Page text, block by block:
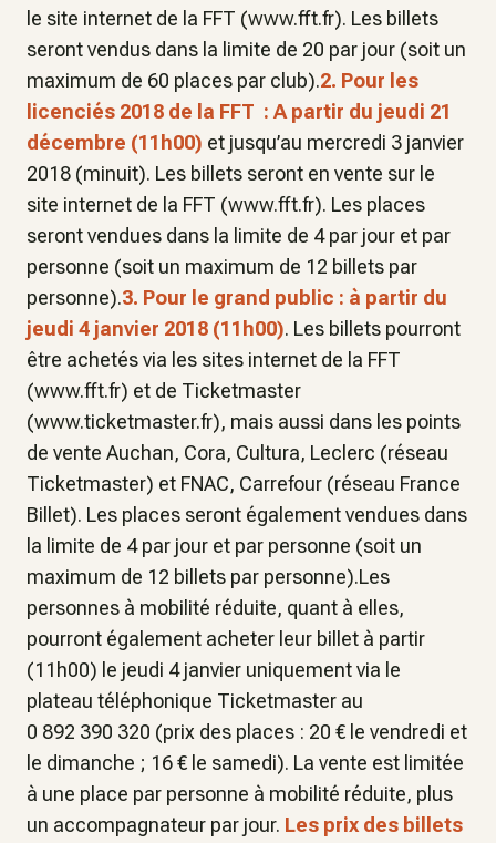
le site internet de la FFT (www.fft.fr). Les billets
seront vendus dans la limite de 20 par jour (soit un
maximum de 60 places par club).2. Pour les
licenciés 2018 de la FFT : A partir du jeudi 21
décembre (11h00) et jusqu’au mercredi 3 janvier
2018 (minuit). Les billets seront en vente sur le
site internet de la FFT (www.fft.fr). Les places
seront vendues dans la limite de 4 par jour et par
personne (soit un maximum de 12 billets par
personne).3. Pour le grand public : à partir du
jeudi 4 janvier 2018 (11h00). Les billets pourront
être achetés via les sites internet de la FFT
(www.fft.fr) et de Ticketmaster
(www.ticketmaster.fr), mais aussi dans les points
de vente Auchan, Cora, Cultura, Leclerc (réseau
Ticketmaster) et FNAC, Carrefour (réseau France
Billet). Les places seront également vendues dans
la limite de 4 par jour et par personne (soit un
maximum de 12 billets par personne).Les
personnes à mobilité réduite, quant à elles,
pourront également acheter leur billet à partir
(11h00) le jeudi 4 janvier uniquement via le
plateau téléphonique Ticketmaster au
0 892 390 320 (prix des places : 20 € le vendredi et
le dimanche ; 16 € le samedi). La vente est limitée
à une place par personne à mobilité réduite, plus
un accompagnateur par jour. Les prix des billets